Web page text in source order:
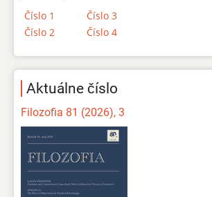
Číslo 1
Číslo 2
Číslo 3
Číslo 4
Aktuálne číslo
Filozofia 81 (2026), 3